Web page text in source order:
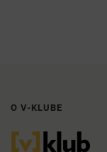
O V-KLUBE